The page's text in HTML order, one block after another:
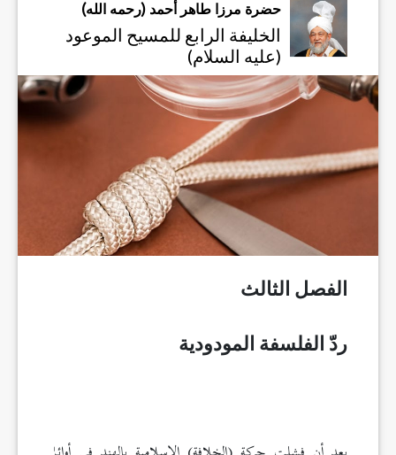
حضرة مرزا طاهر أحمد (رحمه الله)
الخليفة الرابع للمسيح الموعود
(عليه السلام)
الفصل الثالث
ردّ الفلسفة المودودية